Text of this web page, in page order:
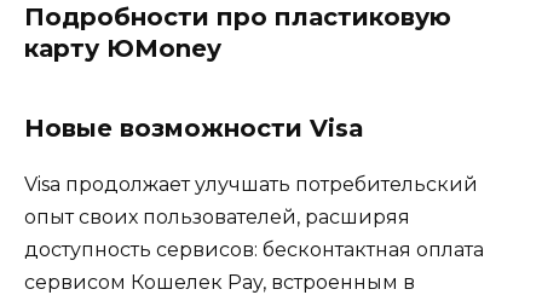
Подробности про пластиковую
карту ЮMoney
Новые возможности Visa
Visa продолжает улучшать потребительский
опыт своих пользователей, расширяя
доступность сервисов: бесконтактная оплата
сервисом Кошелек Pay, встроенным в